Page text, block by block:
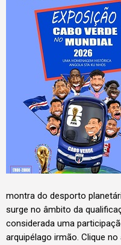
montra do desporto
surge no âmbito da
considerada uma
arquipélago irmão. Clique